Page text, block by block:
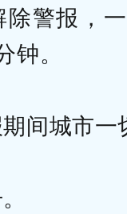
报，一
。
城市一